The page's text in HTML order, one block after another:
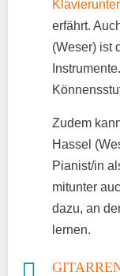
erfährt.
(Weser) ist
Zudem
Hassel
Pianist/in
mitunter
dazu, an
lernen.